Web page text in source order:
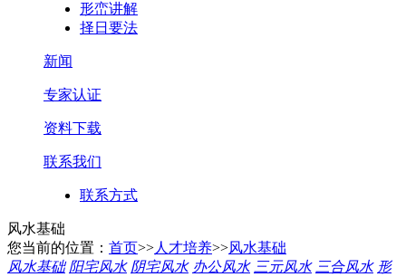
形峦讲解
择日要法
新闻
专家认证
资料下载
联系我们
联系方式
风水基础
您当前的位置： 首页>>人才培养>>风水基础
风水基础 阳宅风水 阴宅风水 办公风水 三元风水 三合风水 形